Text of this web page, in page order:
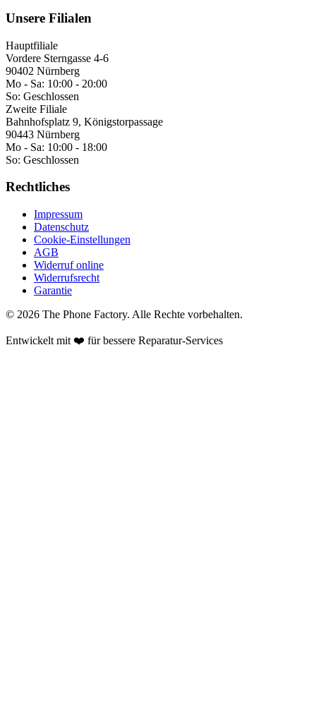
Unsere Filialen
Hauptfiliale
Vordere Sterngasse 4-6
90402 Nürnberg
Mo - Sa: 10:00 - 20:00
So: Geschlossen
Zweite Filiale
Bahnhofsplatz 9, Königstorpassage
90443 Nürnberg
Mo - Sa: 10:00 - 18:00
So: Geschlossen
Rechtliches
Impressum
Datenschutz
Cookie-Einstellungen
AGB
Widerruf online
Widerrufsrecht
Garantie
© 2026 The Phone Factory. Alle Rechte vorbehalten.
Entwickelt mit ❤️ für bessere Reparatur-Services